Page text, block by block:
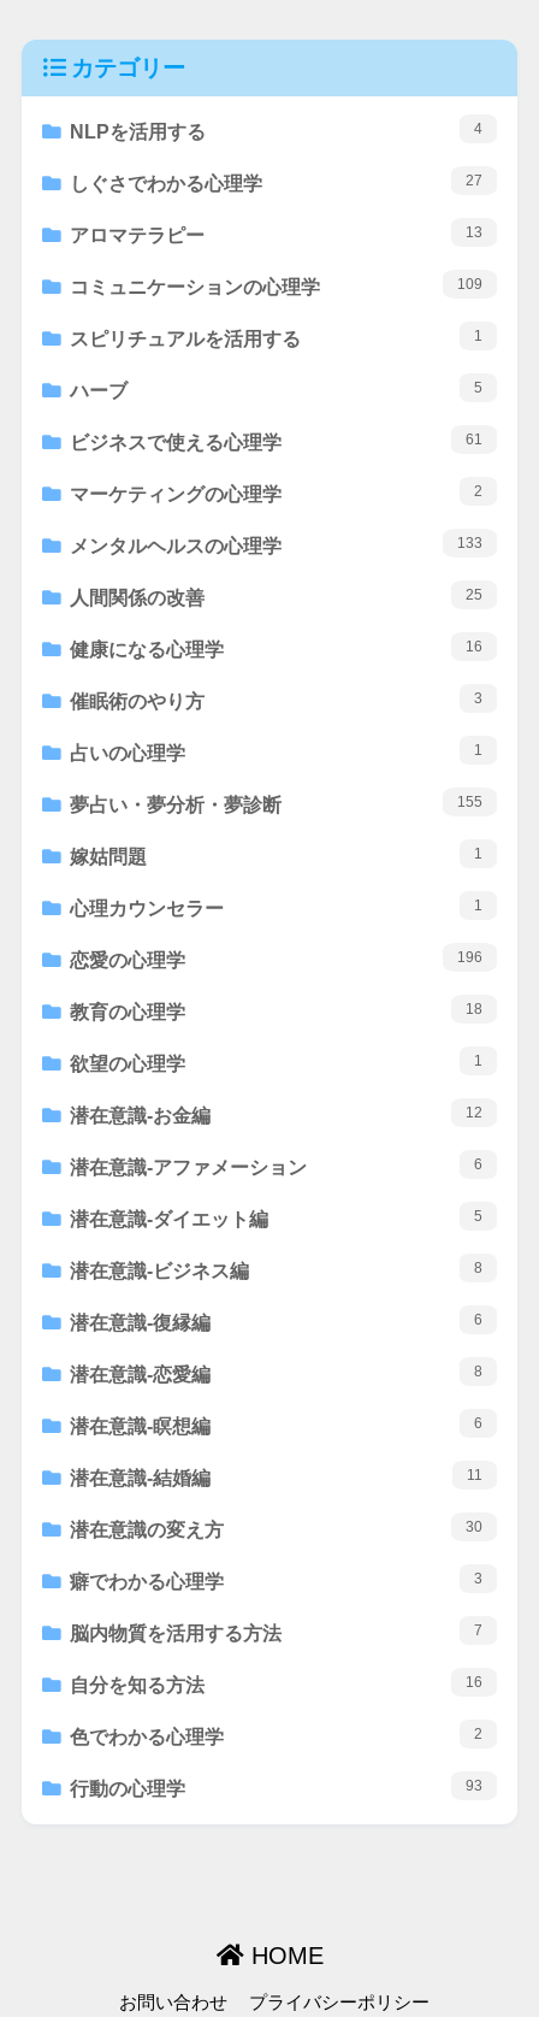
カテゴリー
NLPを活用する 4
しぐさでわかる心理学 27
アロマテラピー 13
コミュニケーションの心理学 109
スピリチュアルを活用する 1
ハーブ 5
ビジネスで使える心理学 61
マーケティングの心理学 2
メンタルヘルスの心理学 133
人間関係の改善 25
健康になる心理学 16
催眠術のやり方 3
占いの心理学 1
夢占い・夢分析・夢診断 155
嫁姑問題 1
心理カウンセラー 1
恋愛の心理学 196
教育の心理学 18
欲望の心理学 1
潜在意識-お金編 12
潜在意識-アファメーション 6
潜在意識-ダイエット編 5
潜在意識-ビジネス編 8
潜在意識-復縁編 6
潜在意識-恋愛編 8
潜在意識-瞑想編 6
潜在意識-結婚編 11
潜在意識の変え方 30
癖でわかる心理学 3
脳内物質を活用する方法 7
自分を知る方法 16
色でわかる心理学 2
行動の心理学 93
HOME
お問い合わせ プライバシーポリシー